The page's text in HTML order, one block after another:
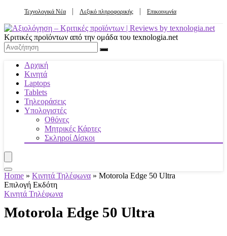
Τεχνολογικά Νέα Λεξικό πληροφορικής Επικοινωνία
Κριτικές προϊόντων από την ομάδα του texnologia.net
Αρχική
Κινητά
Laptops
Tablets
Τηλεοράσεις
Υπολογιστές
Οθόνες
Μητρικές Κάρτες
Σκληροί Δίσκοι
Home » Κινητά Τηλέφωνα » Motorola Edge 50 Ultra
Επιλογή Εκδότη
Κινητά Τηλέφωνα
Motorola Edge 50 Ultra